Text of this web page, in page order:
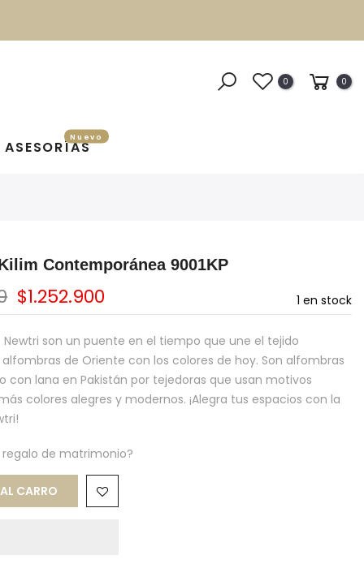
0 0
ASESORÍAS
Nuevo
Contemporánea 9001KP
1 en stock
$1.252.900
Newtri son un puente en el tiempo que une el tejido
de Oriente con los colores de hoy. Son alfombras
con lana en Pakistán por tejedoras que usan motivos
colores alegres y modernos. ¡Alegra tus espacios con la
regalo de matrimonio?
CARRO